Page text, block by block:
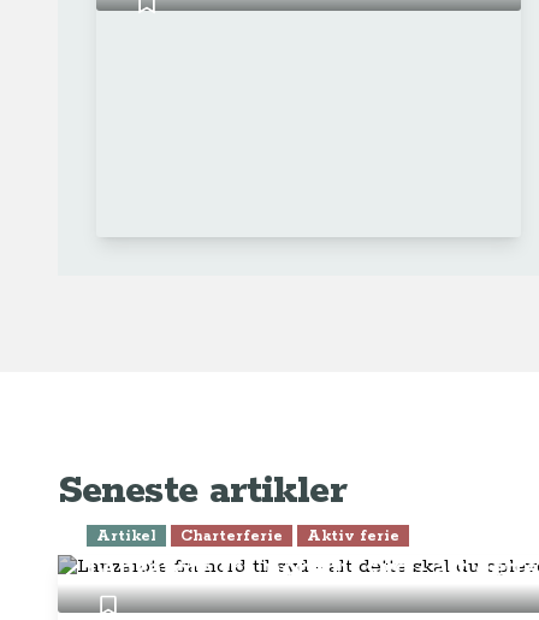
Seneste artikler
Artikel Charterferie Aktiv ferie
Lanzarote fra nord til syd - alt dette